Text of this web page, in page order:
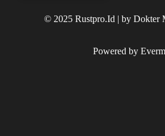
© 2025 Rustpro.Id | by Dokter
Powered by